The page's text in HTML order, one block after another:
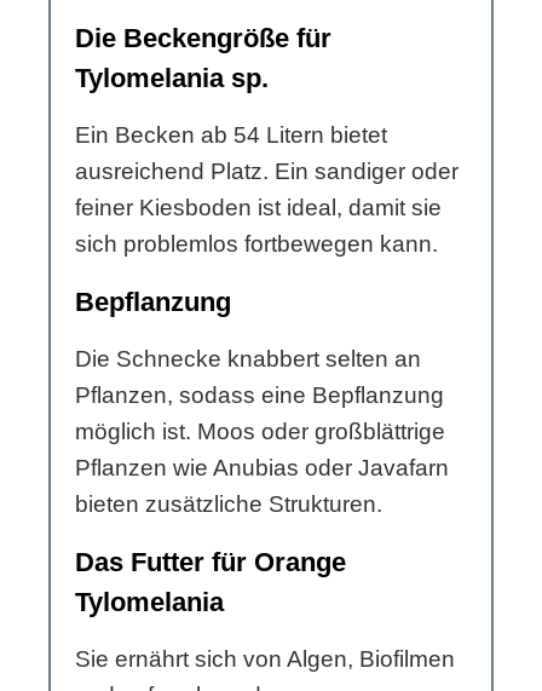
Die Beckengröße für
Tylomelania sp.
Ein Becken ab 54 Litern bietet
ausreichend Platz. Ein sandiger oder
feiner Kiesboden ist ideal, damit sie
sich problemlos fortbewegen kann.
Bepflanzung
Die Schnecke knabbert selten an
Pflanzen, sodass eine Bepflanzung
möglich ist. Moos oder großblättrige
Pflanzen wie Anubias oder Javafarn
bieten zusätzliche Strukturen.
Das Futter für Orange
Tylomelania
Sie ernährt sich von Algen, Biofilmen